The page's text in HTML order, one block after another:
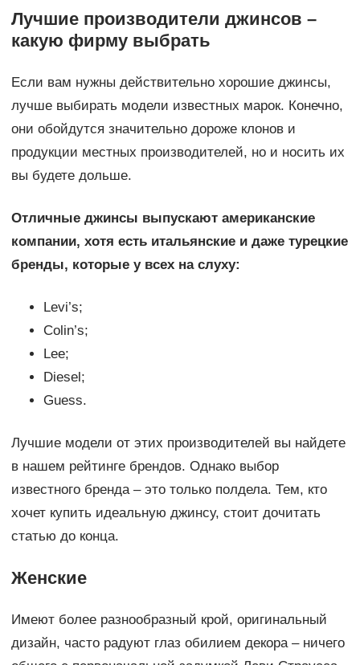
Лучшие производители джинсов –
какую фирму выбрать
Если вам нужны действительно хорошие джинсы,
лучше выбирать модели известных марок. Конечно,
они обойдутся значительно дороже клонов и
продукции местных производителей, но и носить их
вы будете дольше.
Отличные джинсы выпускают американские
компании, хотя есть итальянские и даже турецкие
бренды, которые у всех на слуху:
Levi’s;
Colin’s;
Lee;
Diesel;
Guess.
Лучшие модели от этих производителей вы найдете
в нашем рейтинге брендов. Однако выбор
известного бренда – это только полдела. Тем, кто
хочет купить идеальную джинсу, стоит дочитать
статью до конца.
Женские
Имеют более разнообразный крой, оригинальный
дизайн, часто радуют глаз обилием декора – ничего